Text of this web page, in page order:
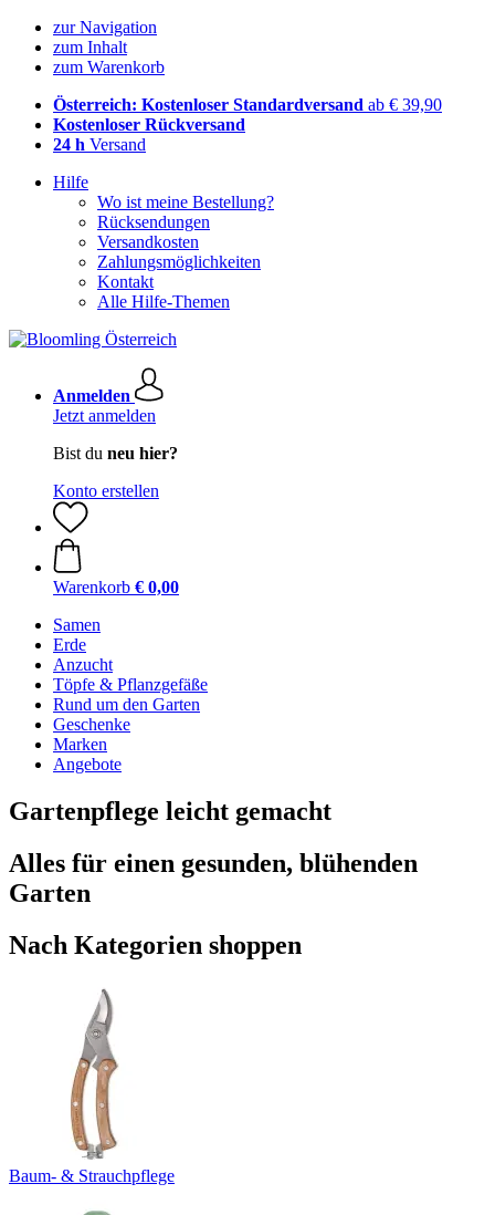
zur Navigation
zum Inhalt
zum Warenkorb
Österreich: Kostenloser Standardversand ab € 39,90
Kostenloser Rückversand
24 h Versand
Hilfe
Wo ist meine Bestellung?
Rücksendungen
Versandkosten
Zahlungsmöglichkeiten
Kontakt
Alle Hilfe-Themen
Anmelden
Jetzt anmelden
Bist du neu hier?
Konto erstellen
Warenkorb € 0,00
Samen
Erde
Anzucht
Töpfe & Pflanzgefäße
Rund um den Garten
Geschenke
Marken
Angebote
Gartenpflege leicht gemacht
Alles für einen gesunden, blühenden
Garten
Nach Kategorien shoppen
Baum- & Strauchpflege